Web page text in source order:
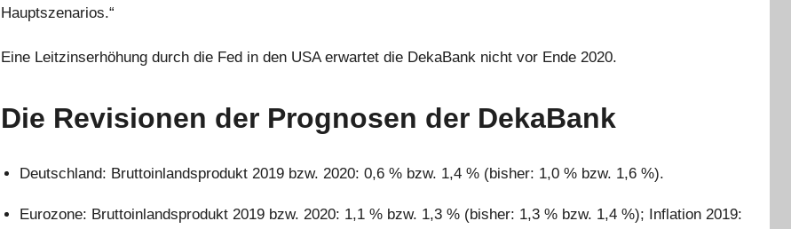
Hauptszenarios.“
Eine Leitzinserhöhung durch die Fed in den USA erwartet die DekaBank nicht vor Ende 2020.
Die Revisionen der Prognosen der DekaBank
Deutschland: Bruttoinlandsprodukt 2019 bzw. 2020: 0,6 % bzw. 1,4 % (bisher: 1,0 % bzw. 1,6 %).
Eurozone: Bruttoinlandsprodukt 2019 bzw. 2020: 1,1 % bzw. 1,3 % (bisher: 1,3 % bzw. 1,4 %); Inflation 2019: